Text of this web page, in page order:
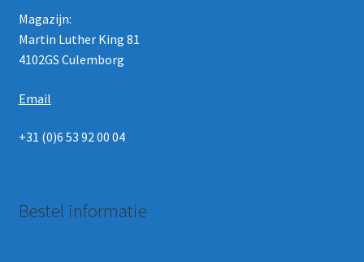
Magazijn:
Martin Luther King 81
4102GS Culemborg
Email
+31 (0)6 53 92 00 04
Bestel informatie